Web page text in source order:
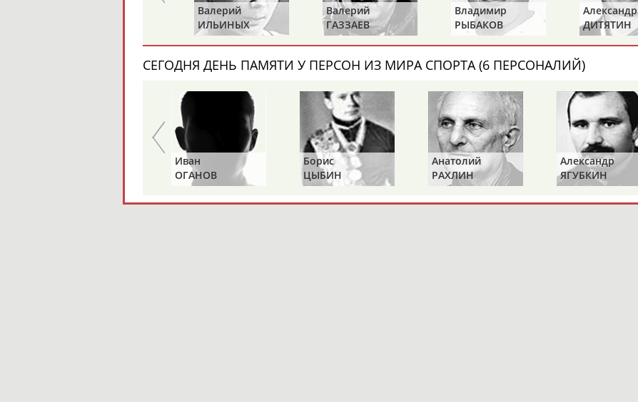
Валерий
ИЛЬИНЫХ
Валерий
ГАЗЗАЕВ
Владимир
РЫБАКОВ
Александр
ДИТЯТИН
СЕГОДНЯ ДЕНЬ ПАМЯТИ У ПЕРСОН ИЗ МИРА СПОРТА (6 ПЕРСОНАЛИЙ)
Иван
ОГАНОВ
Борис
ЦЫБИН
Анатолий
РАХЛИН
Александр
ЯГУБКИН